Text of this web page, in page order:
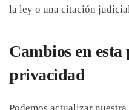
la ley o una citación
Cambios en
privacidad